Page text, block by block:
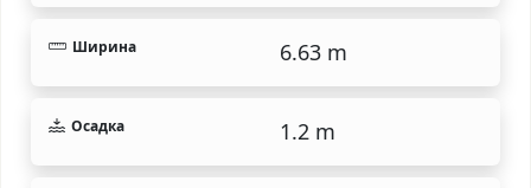
Ширина 6.63 m
Осадка 1.2 m